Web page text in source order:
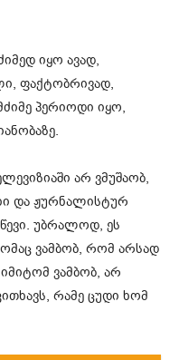
იყო ავად,
ფაქტობრივად,
პერიოდი იყო,
არ ვმუშაობ,
და ჟურნალისტურ
უბრალოდ, ეს
ვამბობ, რომ არსად
ვამბობ, არ
რამე ცუდი ხომ